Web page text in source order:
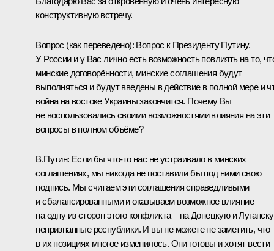
конструктивную встречу.
Вопрос (как переведено): Вопрос к Президенту Путину.
У России и у Вас лично есть возможность повлиять на то,
минские договорённости, минские соглашения будут
выполняться и будут введены в действие в полной мере и
война на востоке Украины закончится. Почему Вы
не воспользовались своими возможностями влияния на эти
вопросы в полном объёме?
В.Путин: Если бы что‑то нас не устраивало в минских
соглашениях, мы никогда не поставили бы под ними свою
подпись. Мы считаем эти соглашения справедливыми
и сбалансированными и оказываем возможное влияние
на одну из сторон этого конфликта – на Донецкую и
непризнанные республики. И вы не можете не заметить, что
в их позициях многое изменилось. Они готовы и хотят вести